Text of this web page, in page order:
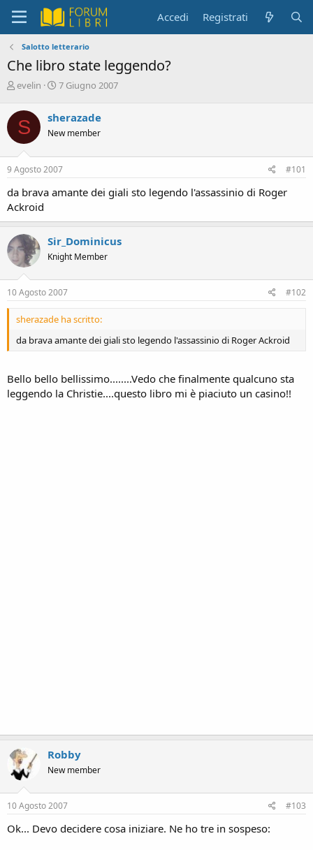
Accedi Registrati
Salotto letterario
Che libro state leggendo?
C
e
a
t
o
r
e
i
s
c
u
s
s
n
evelin
D
a
d
i
n
z
o
7 Giugno 2007
S sherazade
New member
9 Agosto 2007 #101
da brava amante dei giali sto legendo l'assassinio di Roger
Ackroid
Sir_Dominicus
Knight Member
10 Agosto 2007 #102
sherazade ha scritto:
da brava amante dei giali sto legendo l'assassinio di Roger Ackroid
Bello bello bellissimo........Vedo che finalmente qualcuno sta
leggendo la Christie....questo libro mi è piaciuto un casino!!
Robby
New member
10 Agosto 2007 #103
Ok... Devo decidere cosa iniziare. Ne ho tre in sospeso: